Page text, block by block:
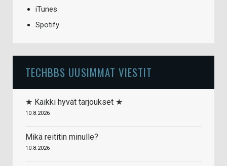
iTunes
Spotify
TECHBBS UUSIMMAT VIESTIT
★ Kaikki hyvät tarjoukset ★
10.8.2026
Mikä reititin minulle?
10.8.2026